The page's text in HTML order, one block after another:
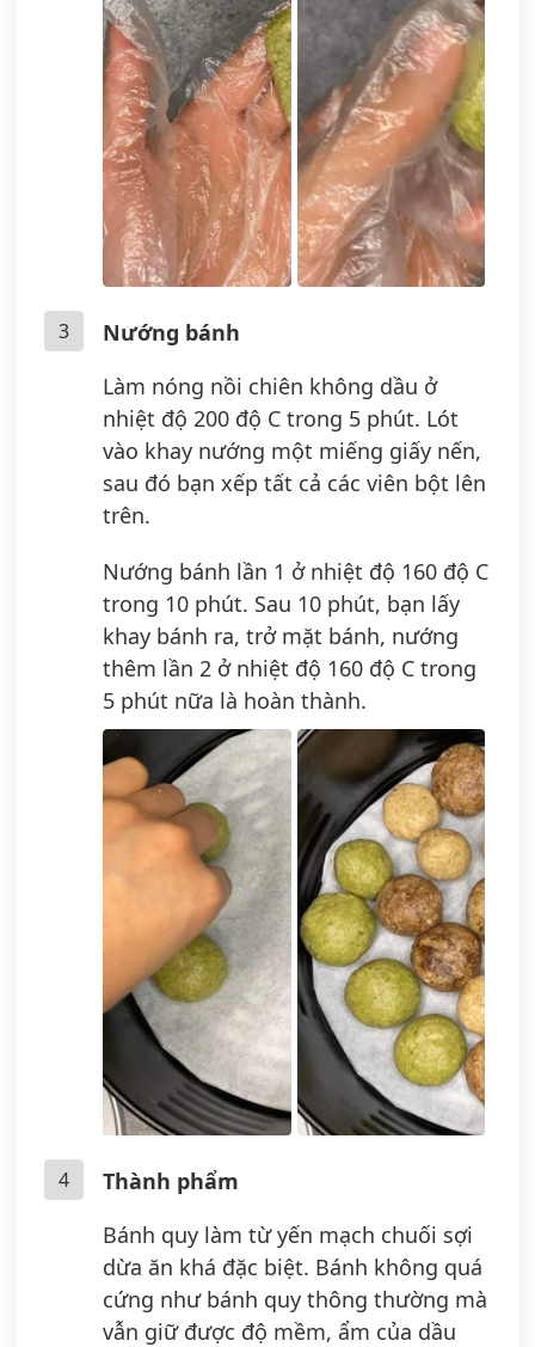
3
Nướng bánh
Làm nóng nồi chiên không dầu ở
nhiệt độ 200 độ C trong 5 phút. Lót
vào khay nướng một miếng giấy nến,
sau đó bạn xếp tất cả các viên bột lên
trên.
Nướng bánh lần 1 ở nhiệt độ 160 độ C
trong 10 phút. Sau 10 phút, bạn lấy
khay bánh ra, trở mặt bánh, nướng
thêm lần 2 ở nhiệt độ 160 độ C trong
5 phút nữa là hoàn thành.
4
Thành phẩm
Bánh quy làm từ yến mạch chuối sợi
dừa ăn khá đặc biệt. Bánh không quá
cứng như bánh quy thông thường mà
vẫn giữ được độ mềm, ẩm của dầu